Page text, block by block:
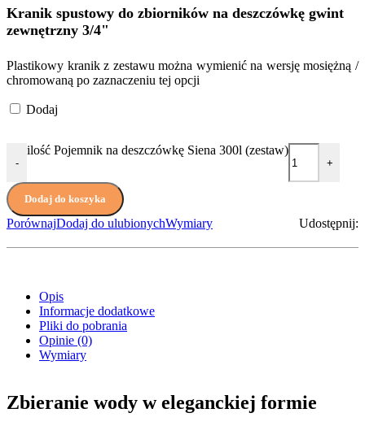
Kranik spustowy do zbiorników na deszczówkę gwint
zewnętrzny 3/4"
Plastikowy kranik z zestawu można wymienić na wersję mosiężną /
chromowaną po zaznaczeniu tej opcji
Dodaj
-
ilość Pojemnik na deszczówkę Siena 300l (zestaw)
+
Dodaj do koszyka
PorównajDodaj do ulubionychWymiary Udostępnij:
Opis
Informacje dodatkowe
Pliki do pobrania
Opinie (0)
Wymiary
Zbieranie wody w eleganckiej formie